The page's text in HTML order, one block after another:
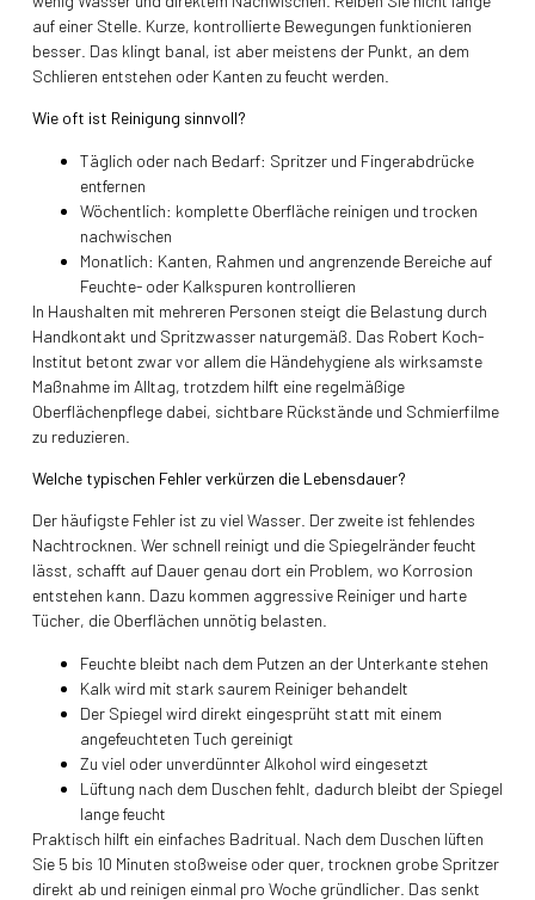
auf einer Stelle. Kurze, kontrollierte Bewegungen funktionieren
besser. Das klingt banal, ist aber meistens der Punkt, an dem
Schlieren entstehen oder Kanten zu feucht werden.
Wie oft ist Reinigung sinnvoll?
Täglich oder nach Bedarf: Spritzer und Fingerabdrücke
entfernen
Wöchentlich: komplette Oberfläche reinigen und trocken
nachwischen
Monatlich: Kanten, Rahmen und angrenzende Bereiche auf
Feuchte- oder Kalkspuren kontrollieren
In Haushalten mit mehreren Personen steigt die Belastung durch
Handkontakt und Spritzwasser naturgemäß. Das Robert Koch-
Institut betont zwar vor allem die Händehygiene als wirksamste
Maßnahme im Alltag, trotzdem hilft eine regelmäßige
Oberflächenpflege dabei, sichtbare Rückstände und Schmierfilme
zu reduzieren.
Welche typischen Fehler verkürzen die Lebensdauer?
Der häufigste Fehler ist zu viel Wasser. Der zweite ist fehlendes
Nachtrocknen. Wer schnell reinigt und die Spiegelränder feucht
lässt, schafft auf Dauer genau dort ein Problem, wo Korrosion
entstehen kann. Dazu kommen aggressive Reiniger und harte
Tücher, die Oberflächen unnötig belasten.
Feuchte bleibt nach dem Putzen an der Unterkante stehen
Kalk wird mit stark saurem Reiniger behandelt
Der Spiegel wird direkt eingesprüht statt mit einem
angefeuchteten Tuch gereinigt
Zu viel oder unverdünnter Alkohol wird eingesetzt
Lüftung nach dem Duschen fehlt, dadurch bleibt der Spiegel
lange feucht
Praktisch hilft ein einfaches Badritual. Nach dem Duschen lüften
Sie 5 bis 10 Minuten stoßweise oder quer, trocknen grobe Spritzer
direkt ab und reinigen einmal pro Woche gründlicher. Das senkt